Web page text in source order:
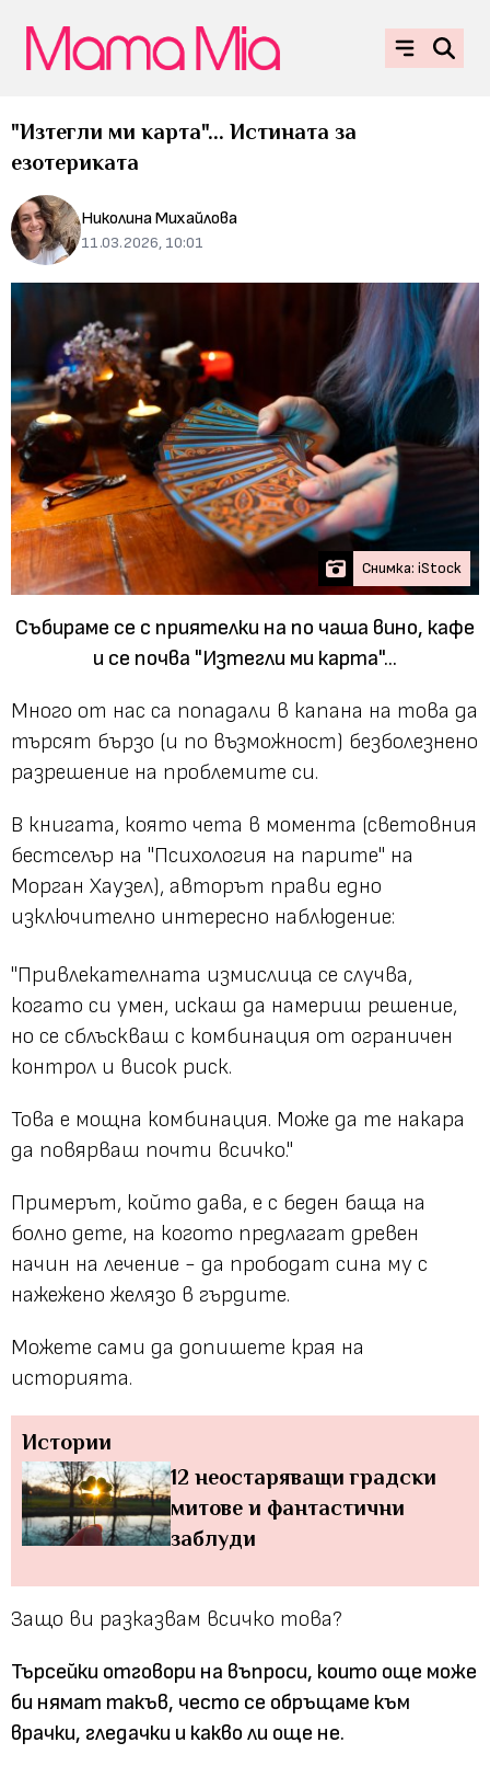
"Изтегли ми карта"... Истината за
езотериката
Николина Михайлова
11.03.2026, 10:01
Снимка: iStock
Събираме се с приятелки на по чаша вино, кафе
и се почва "Изтегли ми карта"...
Много от нас са попадали в капана на това да
търсят бързо (и по възможност) безболезнено
разрешение на проблемите си.
В книгата, която чета в момента (световния
бестселър на "Психология на парите" на
Морган Хаузел), авторът прави едно
изключително интересно наблюдение:
"Привлекателната измислица се случва,
когато си умен, искаш да намериш решение,
но се сблъскваш с комбинация от ограничен
контрол и висок риск.
Това е мощна комбинация. Може да те накара
да повярваш почти всичко."
Примерът, който дава, е с беден баща на
болно дете, на когото предлагат древен
начин на лечение - да прободат сина му с
нажежено желязо в гърдите.
Можете сами да допишете края на
историята.
Истории
12 неостаряващи градски
митове и фантастични
заблуди
Защо ви разказвам всичко това?
Търсейки отговори на въпроси, които още може
би нямат такъв, често се обръщаме към
врачки, гледачки и какво ли още не.